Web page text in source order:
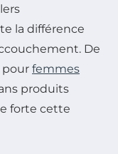
la différence
De
pour femmes
produits
forte cette